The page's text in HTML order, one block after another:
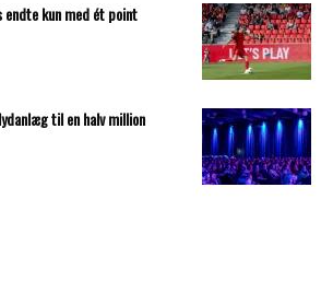
kun med ét point
til en halv million